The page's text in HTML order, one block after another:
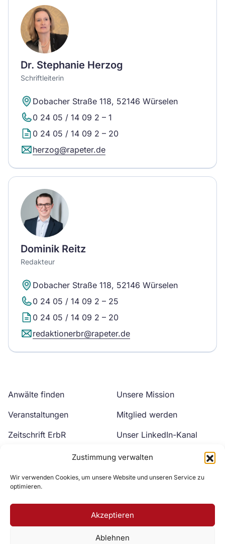
Zustimmung verwalten
Wir verwenden Cookies, um unsere Website und unseren Service zu
optimieren.
Akzeptieren
Ablehnen
Dr. Stephanie Herzog
Schriftleiterin
Dobacher Straße 118, 52146 Würselen
0 24 05 / 14 09 2 – 1
0 24 05 / 14 09 2 – 20
herzog@rapeter.de
Dominik Reitz
Redakteur
Dobacher Straße 118, 52146 Würselen
0 24 05 / 14 09 2 – 25
0 24 05 / 14 09 2 – 20
redaktionerbr@rapeter.de
Anwälte finden
Veranstaltungen
Zeitschrift ErbR
Unsere Mission
Mitglied werden
Unser LinkedIn-Kanal
Unser YouTube-Kanal
Zur DAV Webseite